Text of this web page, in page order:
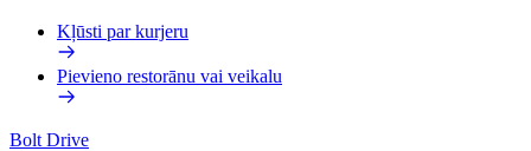
Kļūsti par kurjeru
Pievieno restorānu vai veikalu
Bolt Drive